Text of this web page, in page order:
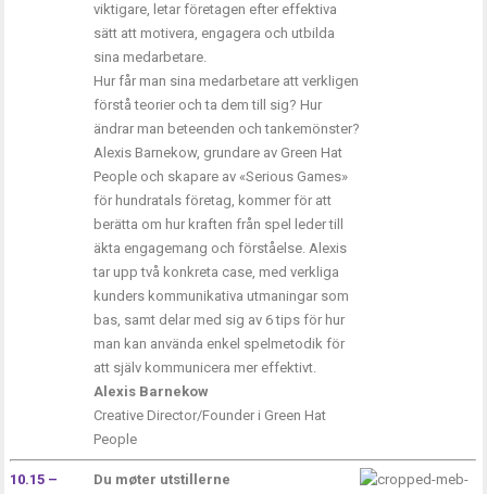
viktigare, letar företagen efter effektiva
sätt att motivera, engagera och utbilda
sina medarbetare.
Hur får man sina medarbetare att verkligen
förstå teorier och ta dem till sig? Hur
ändrar man beteenden och tankemönster?
Alexis Barnekow, grundare av Green Hat
People och skapare av «Serious Games»
för hundratals företag, kommer för att
berätta om hur kraften från spel leder till
äkta engagemang och förståelse. Alexis
tar upp två konkreta case, med verkliga
kunders kommunikativa utmaningar som
bas, samt delar med sig av 6 tips för hur
man kan använda enkel spelmetodik för
att själv kommunicera mer effektivt.
Alexis Barnekow
Creative Director/Founder i Green Hat
People
10.15 –
Du møter utstillerne